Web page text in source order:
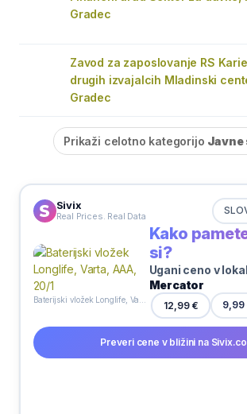
Gradec
Zavod za zaposlovanje RS
drugih izvajalcih Mladinski
Gradec
Prikaži celotno kategorijo
Sivix
Real Prices. Real Data
Kako
si?
Ugani ceno v
Mercator
12,99 € 9,99
Preveri cene v bližini na